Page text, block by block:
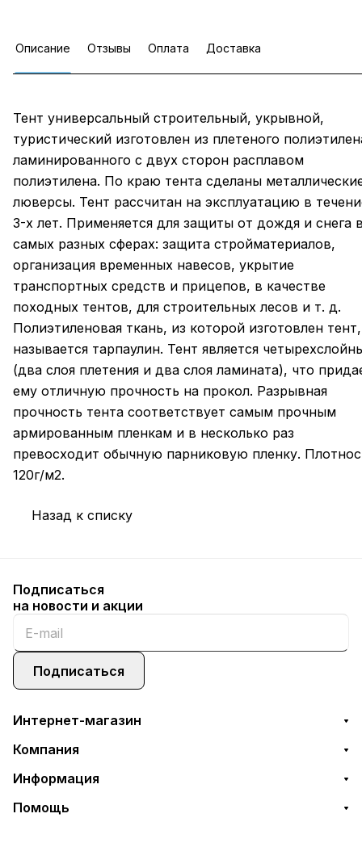
Описание Отзывы Оплата Доставка
Тент универсальный строительный, укрывной,
туристический изготовлен из плетеного
ламинированного с двух сторон расплавом
полиэтилена. По краю тента сделаны
люверсы. Тент рассчитан на эксплуатацию в
3-х лет. Применяется для защиты от дождя и снега
самых разных сферах: защита стройматериалов,
организация временных навесов, укрытие
транспортных средств и прицепов, в качестве
походных тентов, для строительных лесов и т. д.
Полиэтиленовая ткань, из которой изготовлен тент,
называется тарпаулин. Тент является
(два слоя плетения и два слоя ламината), что
ему отличную прочность на прокол. Разрывная
прочность тента соответствует самым прочным
армированным пленкам и в несколько раз
превосходит обычную парниковую пленку.
120г/м2.
Назад к списку
Подписаться
на новости и акции
Подписаться
Интернет-магазин
Компания
Информация
Помощь